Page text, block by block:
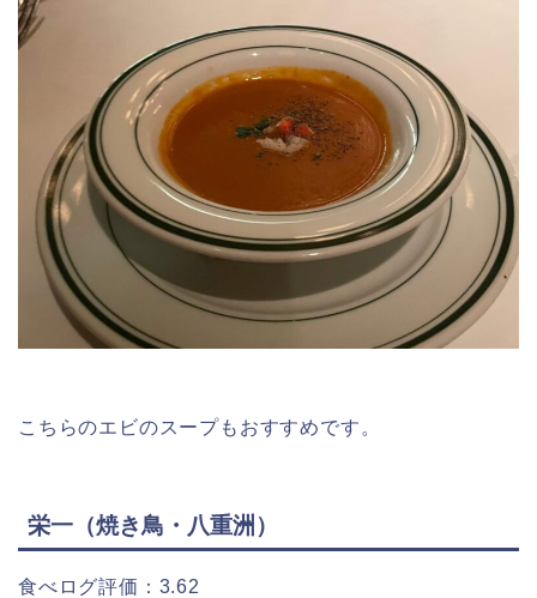
こちらのエビのスープもおすすめです。
栄一（焼き鳥・八重洲）
食べログ評価：3.62